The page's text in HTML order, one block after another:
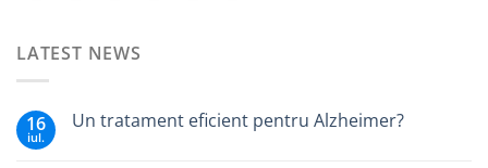
LATEST NEWS
16
iul.
Un tratament eficient pentru Alzheimer?